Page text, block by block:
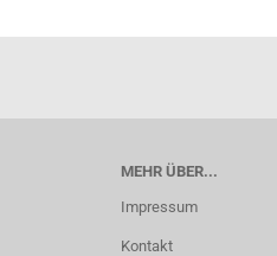
MEHR ÜBER...
Impressum
Kontakt